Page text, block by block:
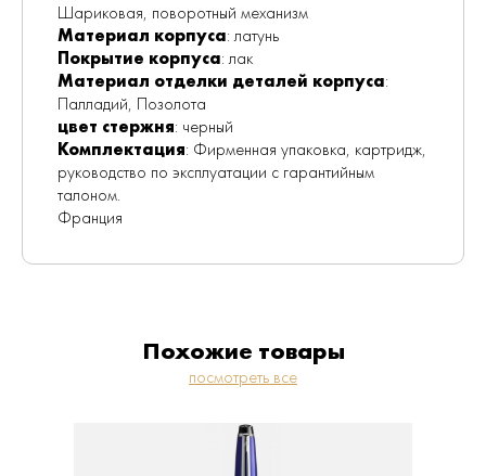
Шариковая, поворотный механизм
Материал корпуса: латунь
Покрытие корпуса: лак
Материал отделки деталей корпуса:
Палладий, Позолота
цвет стержня: черный
Комплектация: Фирменная упаковка, картридж,
руководство по эксплуатации с гарантийным
талоном.
Франция
Похожие товары
посмотреть все